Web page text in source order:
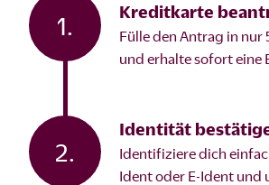
1. Kreditkarte
Fülle den Antrag in nur
und erhalte sofort eine
2.
Identität
Identifiziere dich
Ident oder E-Ident und